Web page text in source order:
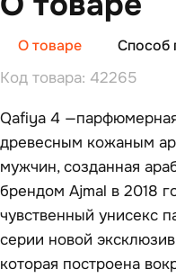
О товаре Способ
Код товара: 42265
Qafiya 4
древесным кожаным
мужчин, созданная
брендом Ajmal в 2018
чувственный унисекс
серии новой
которая построена